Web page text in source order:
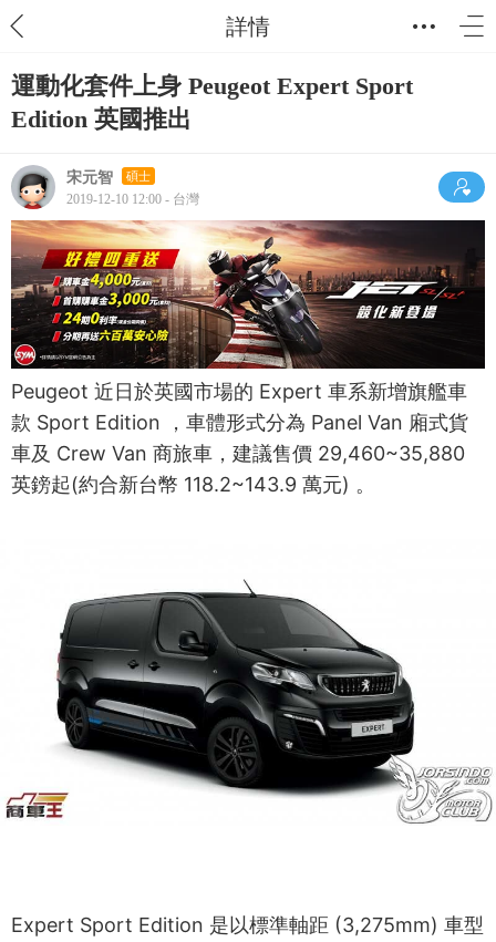
詳情
運動化套件上身 Peugeot Expert Sport
Edition 英國推出
宋元智 碩士
2019-12-10 12:00 - 台灣
Peugeot 近日於英國市場的 Expert 車系新增旗艦車
款 Sport Edition ，車體形式分為 Panel Van 廂式貨
車及 Crew Van 商旅車，建議售價 29,460~35,880
英鎊起(約合新台幣 118.2~143.9 萬元) 。
Expert Sport Edition 是以標準軸距 (3,275mm) 車型